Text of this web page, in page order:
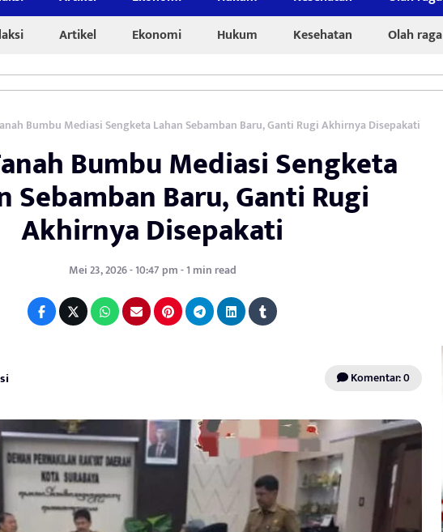
Artikel Ekonomi Hukum Kesehatan Olah raga
Bumbu Mediasi Sengketa Lahan Sebamban Baru, Ganti Rugi Akhirnya Disepakati
Bumbu Mediasi Sengketa
Sebamban Baru, Ganti Rugi
Akhirnya Disepakati
Mei 23, 2026 - 10:47 pm - 1 min read
Komentar: 0